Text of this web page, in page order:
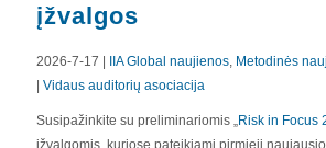
įžvalgos
2026-7-17 | IIA Global naujienos Metodinės
| Vidaus auditorių asociacija
Susipažinkite su preliminariomis „ Risk in Focus
įžvalgomis, kuriose pateikiami pirmieji
APIE MUS